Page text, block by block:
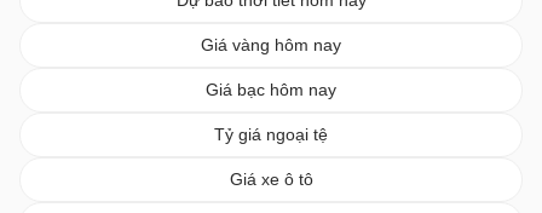
Giá vàng hôm nay
Giá bạc hôm nay
Tỷ giá ngoại tệ
Giá xe ô tô